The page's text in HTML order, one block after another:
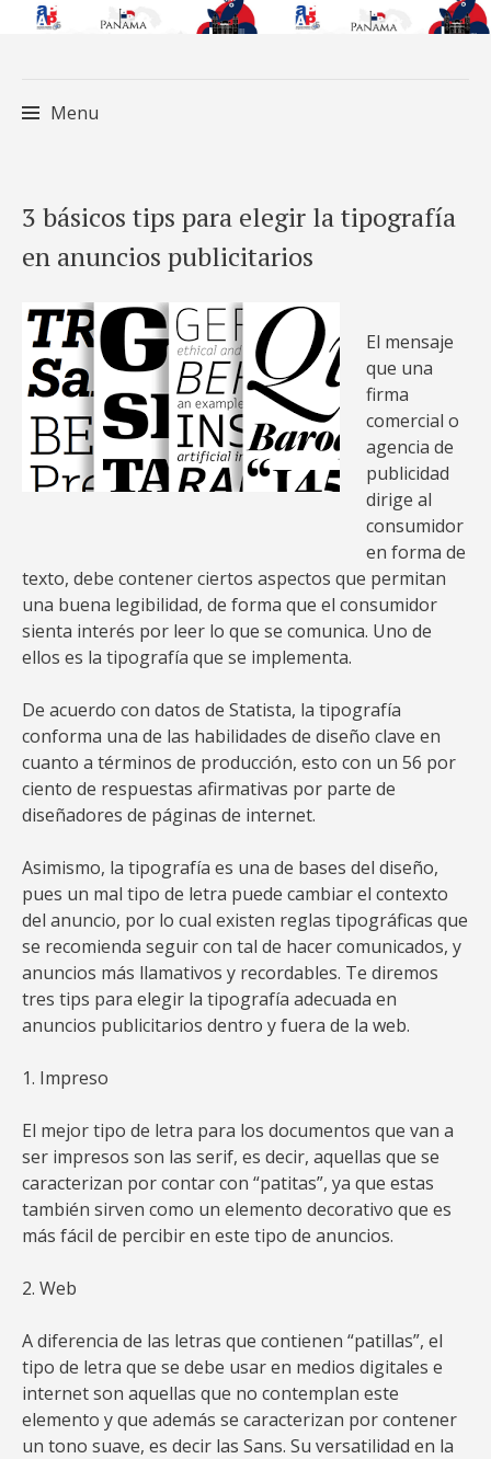
Menu
to
content
3 básicos tips para elegir la tipografía
en anuncios publicitarios
El mensaje
que una
firma
comercial o
agencia de
publicidad
dirige al
consumidor
en forma de
texto, debe contener ciertos aspectos que permitan
una buena legibilidad, de forma que el consumidor
sienta interés por leer lo que se comunica. Uno de
ellos es la tipografía que se implementa.
De acuerdo con datos de Statista, la tipografía
conforma una de las habilidades de diseño clave en
cuanto a términos de producción, esto con un 56 por
ciento de respuestas afirmativas por parte de
diseñadores de páginas de internet.
Asimismo, la tipografía es una de bases del diseño,
pues un mal tipo de letra puede cambiar el contexto
del anuncio, por lo cual existen reglas tipográficas que
se recomienda seguir con tal de hacer comunicados, y
anuncios más llamativos y recordables. Te diremos
tres tips para elegir la tipografía adecuada en
anuncios publicitarios dentro y fuera de la web.
1. Impreso
El mejor tipo de letra para los documentos que van a
ser impresos son las serif, es decir, aquellas que se
caracterizan por contar con “patitas”, ya que estas
también sirven como un elemento decorativo que es
más fácil de percibir en este tipo de anuncios.
2. Web
A diferencia de las letras que contienen “patillas”, el
tipo de letra que se debe usar en medios digitales e
internet son aquellas que no contemplan este
elemento y que además se caracterizan por contener
un tono suave, es decir las Sans. Su versatilidad en la